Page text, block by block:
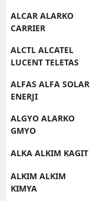
ALCAR ALARKO
CARRIER
ALCTL ALCATEL
LUCENT TELETAS
ALFAS ALFA SOLAR
ENERJI
ALGYO ALARKO
GMYO
ALKA ALKIM KAGIT
ALKIM ALKIM
KIMYA